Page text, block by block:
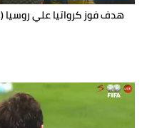
هدف فوز كرواتيا علي روسيا (1-0) تصفيات كاس العالم